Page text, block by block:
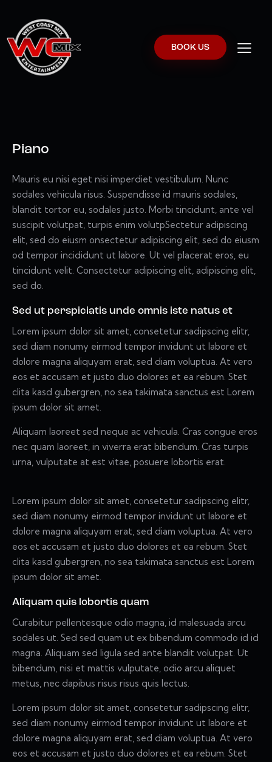
BOOK US
Piano
Mauris eu nisi eget nisi imperdiet vestibulum. Nunc
sodales vehicula risus. Suspendisse id mauris sodales,
blandit tortor eu, sodales justo. Morbi tincidunt, ante vel
suscipit volutpat, turpis enim volutpSectetur adipiscing
elit, sed do eiusm onsectetur adipiscing elit, sed do eiusm
od tempor incididunt ut labore. Ut vel placerat eros, eu
tincidunt velit. Consectetur adipiscing elit, adipiscing elit,
sed do.
Sed ut perspiciatis unde omnis iste natus et
Lorem ipsum dolor sit amet, consetetur sadipscing elitr,
sed diam nonumy eirmod tempor invidunt ut labore et
dolore magna aliquyam erat, sed diam voluptua. At vero
eos et accusam et justo duo dolores et ea rebum. Stet
clita kasd gubergren, no sea takimata sanctus est Lorem
ipsum dolor sit amet.
Aliquam laoreet sed neque ac vehicula. Cras congue eros
nec quam laoreet, in viverra erat bibendum. Cras turpis
urna, vulputate at est vitae, posuere lobortis erat.
Lorem ipsum dolor sit amet, consetetur sadipscing elitr,
sed diam nonumy eirmod tempor invidunt ut labore et
dolore magna aliquyam erat, sed diam voluptua. At vero
eos et accusam et justo duo dolores et ea rebum. Stet
clita kasd gubergren, no sea takimata sanctus est Lorem
ipsum dolor sit amet.
Aliquam quis lobortis quam
Curabitur pellentesque odio magna, id malesuada arcu
sodales ut. Sed sed quam ut ex bibendum commodo id id
magna. Aliquam sed ligula sed ante blandit volutpat. Ut
bibendum, nisi et mattis vulputate, odio arcu aliquet
metus, nec dapibus risus risus quis lectus.
Lorem ipsum dolor sit amet, consetetur sadipscing elitr,
sed diam nonumy eirmod tempor invidunt ut labore et
dolore magna aliquyam erat, sed diam voluptua. At vero
eos et accusam et justo duo dolores et ea rebum. Stet